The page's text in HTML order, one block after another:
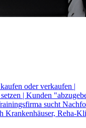
oder verkaufen |
| Kunden
sucht
Krankenhäuser, Reha-